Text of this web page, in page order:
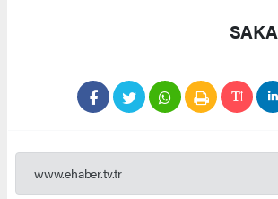
www.ehaber.tv.tr